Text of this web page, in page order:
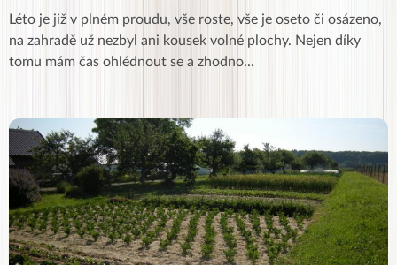
Léto je již v plném proudu, vše roste, vše je oseto či osázeno,
na zahradě už nezbyl ani kousek volné plochy. Nejen díky
tomu mám čas ohlédnout se a zhodno...